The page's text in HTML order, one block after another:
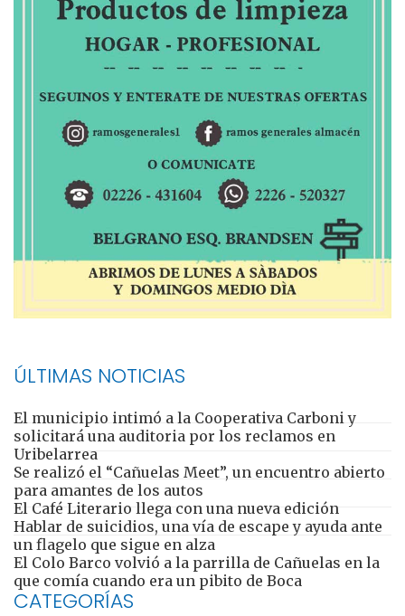
ÚLTIMAS NOTICIAS
El municipio intimó a la Cooperativa Carboni y
solicitará una auditoria por los reclamos en
Uribelarrea
Se realizó el “Cañuelas Meet”, un encuentro abierto
para amantes de los autos
El Café Literario llega con una nueva edición
Hablar de suicidios, una vía de escape y ayuda ante
un flagelo que sigue en alza
El Colo Barco volvió a la parrilla de Cañuelas en la
que comía cuando era un pibito de Boca
CATEGORÍAS